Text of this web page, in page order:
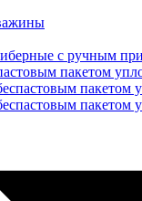
с ручным
пакетом
пакетом
пакетом